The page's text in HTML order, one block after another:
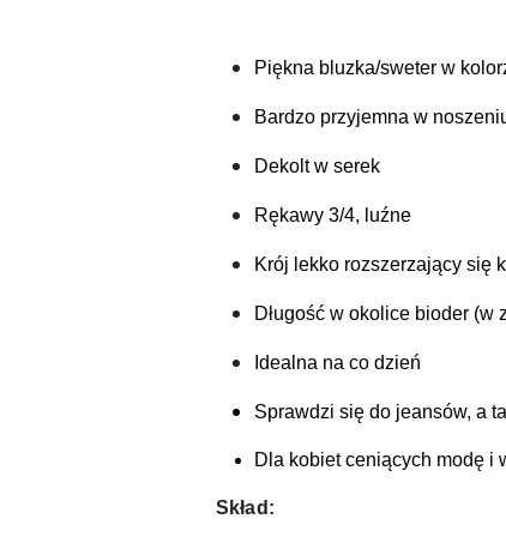
Piękna bluzka/sweter w
Bardzo przyjemna w
Dekolt w serek
Rękawy 3/4, luźne
Krój lekko rozszerzający się
Długość w okolice bioder (w
Idealna na co dzień
Sprawdzi się do jeansów, a
Dla kobiet ceniących modę i
Skład: